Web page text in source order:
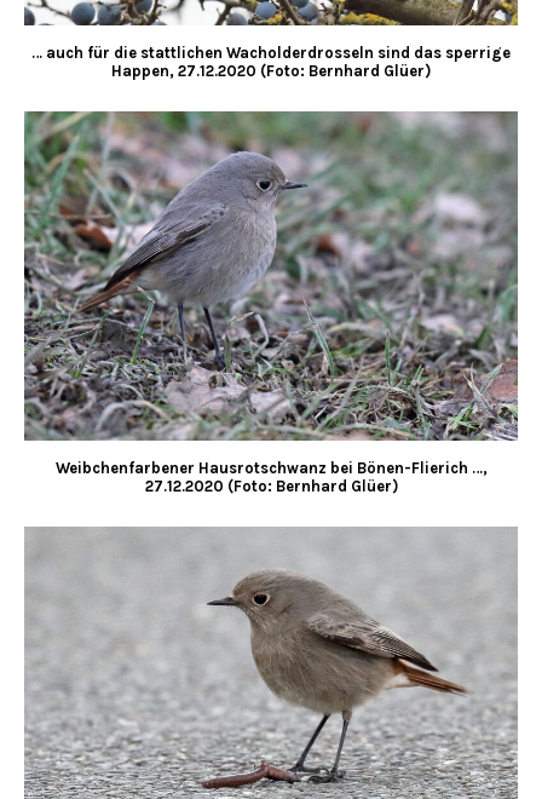
… auch für die stattlichen Wacholderdrosseln sind das sperrige
Happen, 27.12.2020 (Foto: Bernhard Glüer)
Weibchenfarbener Hausrotschwanz bei Bönen-Flierich …,
27.12.2020 (Foto: Bernhard Glüer)